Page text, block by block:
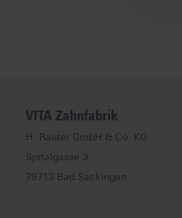
VITA Zahnfabrik
H. Rauter GmbH & Co. KG
Spitalgasse 3
79713 Bad Säckingen